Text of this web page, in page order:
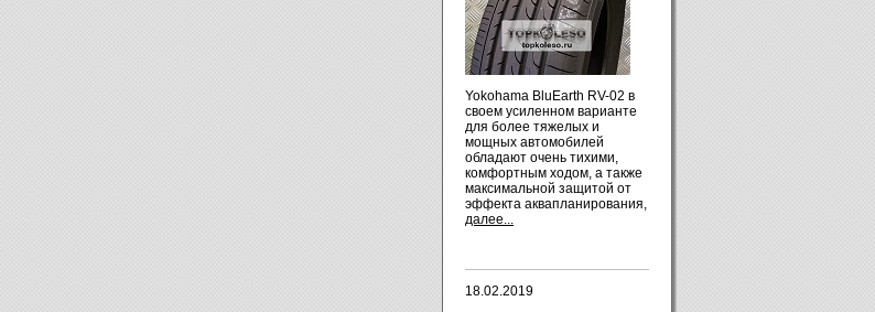
Yokohama BluEarth RV-02 в
своем усиленном варианте
для более тяжелых и
мощных автомобилей
обладают очень тихими,
комфортным ходом, а также
максимальной защитой от
эффекта аквапланирования,
далее...
18.02.2019